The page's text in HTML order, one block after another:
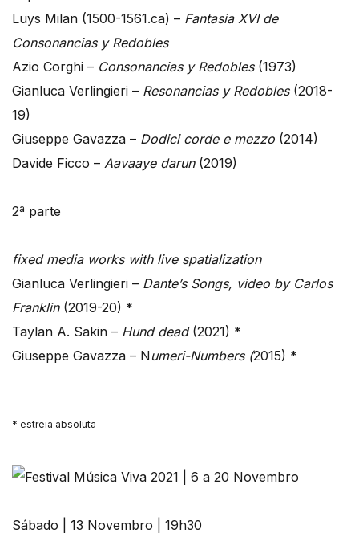
Luys Milan (1500-1561.ca) – Fantasia XVI de
Consonancias y Redobles
Azio Corghi – Consonancias y Redobles (1973)
Gianluca Verlingieri – Resonancias y Redobles(2018-
19)
Giuseppe Gavazza – Dodici corde e mezzo (2014)
Davide Ficco – Aavaaye darun(2019)
2ª parte
fixed media works with live spatialization
Gianluca Verlingieri – Dante’s Songs, video by Carlos
Franklin(2019-20) *
Taylan A. Sakin – Hund dead(2021) *
Giuseppe Gavazza – Numeri-Numbers (2015) *
* estreia absoluta
Sábado | 13 Novembro | 19h30